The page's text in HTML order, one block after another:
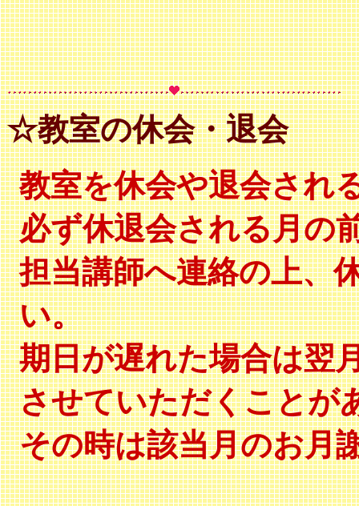
☆教室の休会・退会
教室を休会や退会され
必ず休退会される月の
担当講師へ連絡の上、
い。
期日が遅れた場合は翌
させていただくことが
その時は該当月のお月